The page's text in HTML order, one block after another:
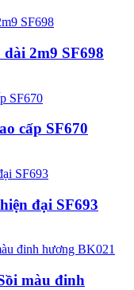
dài 2m9 SF698
cấp SF670
đại SF693
màu đinh